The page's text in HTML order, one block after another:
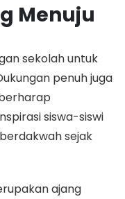
Menuju
sekolah untuk
penuh juga
siswa-siswi
sejak
ajang